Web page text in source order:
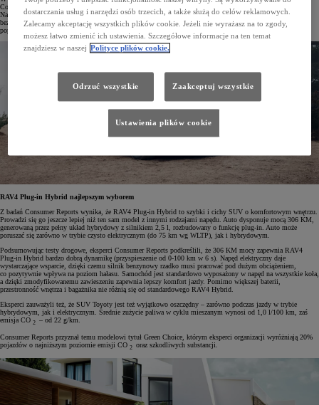
Consumer Reports, pierwsze miejsce zajął RAV4 Plug-in Hybrid. Model otrzymał łącznie 89 punktów.
Na punktację tę złożyły się wyniki wszystkich szczegółowych badań i testów, a także badania niezawodności,
bezpieczeństwa, zużycia paliwa oraz satysfakcji klienta. W analizie uwzględniono wszystkie SUV-y
popularnych marek oferowane na amerykańskim rynku.
RAV4 Plug-in Hybrid najlepszym wyborem
Z badań Consumer Reports wynika, że RAV4 Plug-in Hybrid to szybki i cichy SUV o komfortowym wnętrzu.
Prowadzi się go jeszcze lepiej niż ten sam model z innymi rodzajami napędu. Auto dysponuje mocą 306 KM,
generowaną przez pełny układ hybrydowy z silnikiem 2,5 l, rozbudowany o funkcję plug-in. Auto może
poruszać się zarówno w trybie czysto elektrycznym (do 75 km wg WLTP), jak i hybrydowym.
Podsumowując testy drogowe, eksperci Consumer Reports podkreślili, że 306 KM mocy zapewnia RAV4
Plug-in Hybrid bardzo dobrą dynamikę (przyspieszenie od 0-100 km w 6 s). Napęd elektryczny daje
wystarczające wsparcie, dzięki czemu silnik benzynowy rzadko musi pracować pod dużym obciążeniem,
co pozytywnie wpływa na poziom hałasu. Samochód jest standardowo wyposażony w napęd na wszystkie koła,
a dzięki zmodyfikowanemu zawieszeniu zapewnia lepszy komfort jazdy. Pomimo większej baterii,
przestronność wnętrza i bagażnika nie różnią się od standardowego RAV4 Hybrid.
Eksperci zauważyli też, że SUV Toyoty jest też wyjątkowo oszczędny – zarówno podczas jazdy w trybie
hybrydowym, jak i elektrycznym. Średnie zużycie paliwa w cyklu mieszanym wynosi od 1,0 l/100 km, zaś
emisja CO 2 – od 22 g/km.
Consumer Reports przyznał temu modelowi tytuł Green Choice, którym eksperci organizacji wyróżniają 20%
pojazdów o najniższym poziomie emisji CO 2 oraz szkodliwych substancji.
dostarczania usług i narzędzi osób trzecich, a także służą do celów reklamowych.
Zalecamy akceptację wszystkich plików cookie. Jeżeli nie wyrażasz na to zgody,
możesz łatwo zmienić ich ustawienia. Szczegółowe informacje na ten temat
znajdziesz w naszej Polityce plików cookie.
Odrzuć wszystkie Zaakceptuj wszystkie
Ustawienia plików cookie